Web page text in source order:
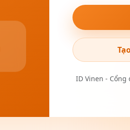
ID Vinen -